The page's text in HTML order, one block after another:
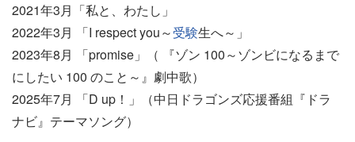
2021年3月「私と、わたし」
2022年3月 「I respect you～受験生へ～」
2023年8月 「promise」（ 『ゾン 100～ゾンビになるまで
にしたい 100 のこと～』劇中歌）
2025年7月 「D up！」（中日ドラゴンズ応援番組『ドラ
ナビ』テーマソング）